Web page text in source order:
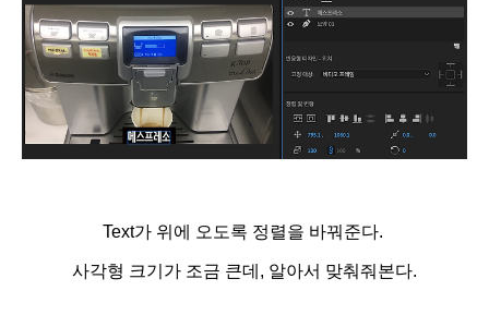
Text가 위에 오도록 정렬을 바꿔준다.
사각형 크기가 조금 큰데, 알아서 맞춰줘본다.